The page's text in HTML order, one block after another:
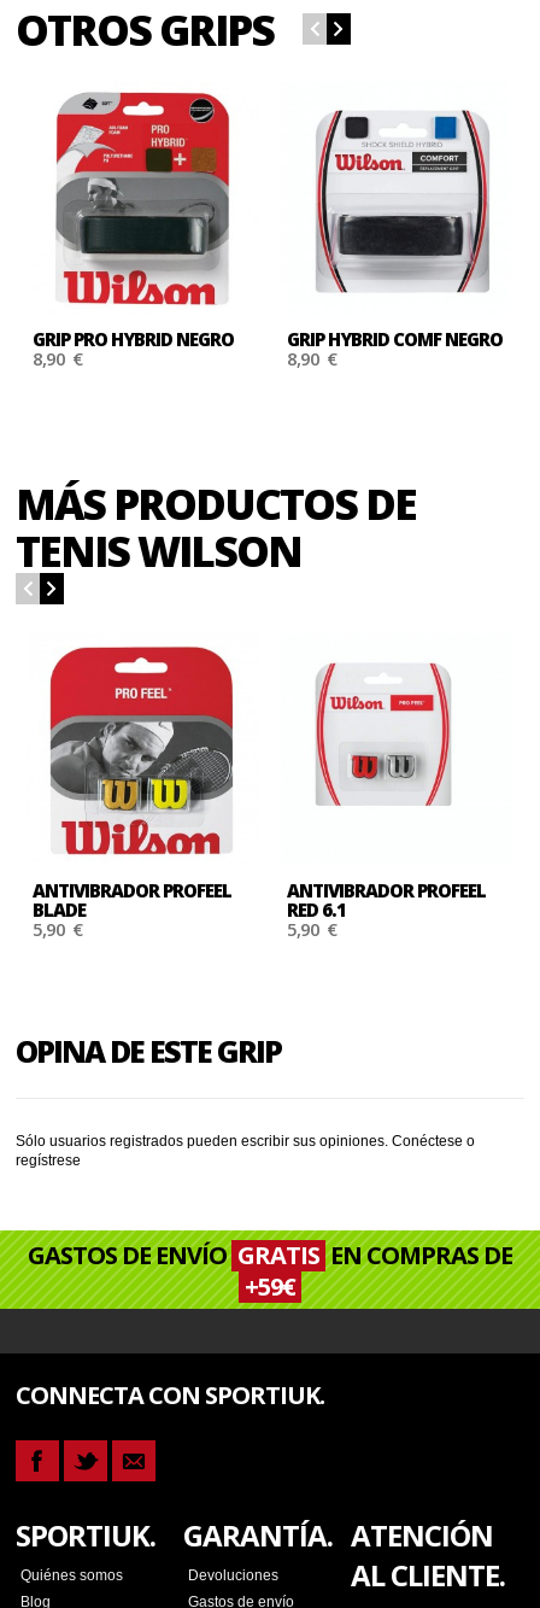
OTROS GRIPS
GRIP PRO HYBRID NEGRO
8,90 €
GRIP HYBRID COMF NEGRO
8,90 €
MÁS PRODUCTOS DE
TENIS WILSON
ANTIVIBRADOR PROFEEL
BLADE
5,90 €
ANTIVIBRADOR PROFEEL
RED 6.1
5,90 €
OPINA DE ESTE GRIP
Sólo usuarios registrados pueden escribir sus opiniones.Conéctese o
regístrese
GASTOS DE ENVÍO GRATISEN COMPRAS DE
+59€
CONNECTA CON SPORTIUK.
SPORTIUK.
Quiénes somos
Blog
GARANTÍA.
Devoluciones
Gastos de envío
ATENCIÓN
AL CLIENTE.